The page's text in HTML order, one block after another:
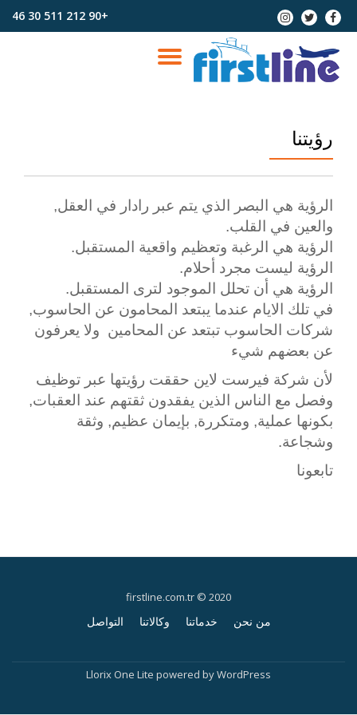
content
+90 212 511 30 46
fa-
facebook
fa-
twitter
fa-
instagram
TOGGLE
رؤيتنا
الرؤية هي البصر الذي يتم عبر رادار في العقل,
والعين في القلب.
الرؤية هي الرغبة وتعظيم واقعية المستقبل.
الرؤية ليست مجرد أحلام.
الرؤية هي أن تحلل الموجود لترى المستقبل.
في تلك الايام عندما يبتعد المحامون عن الحاسوب,
شركات الحاسوب تبتعد عن المحامين ولا يعرفون
عن بعضهم شيء
لأن شركة فيرست لاين حققت رؤيتها عبر توظيف
وفصل مع الناس الذين يفقدون ثقتهم عند العقبات,
بكونها عملية, ومتكررة, بإيمان عظيم, وثقة
وشجاعة.
تابعونا
firstline.com.tr © 2020
e
من نحن خدماتنا وكالاتنا التواصل
Llorix One Lite powered byWordPress